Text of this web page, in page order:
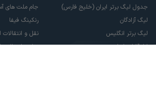
جدول لیگ برتر ایران (خلیج فارس)
لیگ آزادگان
لیگ برتر انگلیس
لالیگا اسپانیا
جام ملت های
رنکینگ فیفا
نقل و انتقالات
نقل و انتقالات